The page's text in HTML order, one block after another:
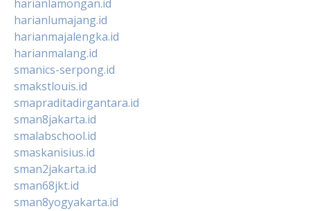
harianlamongan.id
harianlumajang.id
harianmajalengka.id
harianmalang.id
smanics-serpong.id
smakstlouis.id
smapraditadirgantara.id
sman8jakarta.id
smalabschool.id
smaskanisius.id
sman2jakarta.id
sman68jkt.id
sman8yogyakarta.id